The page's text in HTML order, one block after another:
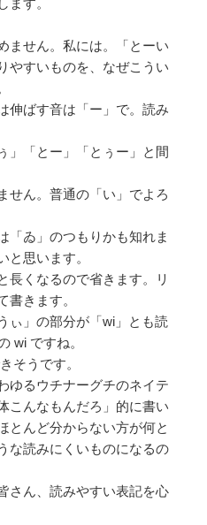
ます。
ません。私には。「とーい
やすいものを、なぜこうい
伸ばす音は「ー」で。読み
」「とー」「とぅー」と間
せん。普通の「い」でよろ
「ゐ」のつもりかも知れま
と思います。
長くなるので省きます。リ
書きます。
ぃ」の部分が「wi」とも読
wi ですね。
そうです。
ゆるウチナーグチのネイテ
こんなもんだろ」的に書い
とんど分からない方が何と
な読みにくいものになるの
さん、読みやすい表記を心